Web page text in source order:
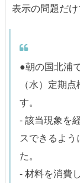
表示の問題だけ
●朝の国北浦
（水）定期
す。
- 該当現象を
スできるよ
た。
- 材料を消費